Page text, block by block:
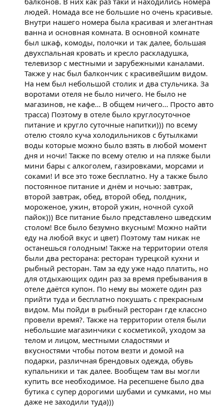
людей. Номада все не большие но очень красивые.
Внутри нашего номера была красивая и элегантная
ванна и основная комната. В основной комнате
был шкаф, комоды, полочки и так далее, большая
двухспальная кровать и кресло раскладушка,
телевизор с местными и зарубежными каналами.
Также у нас был балкончик с красивейшим видом.
На нем был небольшой столик и два стульчика. За
воротами отеля не было ничего. Не было не
магазинов, не кафе... В общем ничего... Просто авто
трасса) Поэтому в отеле было круглосуточное
питание и кругло суточные напитки))) по всему
отелю стояло куча холодильников с бутылками
воды которые можно было взять в любой момент
дня и ночи! Также по всему отелю и на пляже были
мини бары с алкоголем, газировками, морсами и
соками! И все это тоже бесплатно. Ну а также было
постоянное питание и днём и ночью: завтрак,
второй завтрак, обед, второй обед, полдник,
мороженое, ужин, второй ужин, ночной сухой
пайок))) Все питание было представлено шведским
столом! Все было безумно вкусным! Можно найти
еду на любой вкус и цвет) Поэтому там никак не
останешься голодным! Также на территории отеля
были два ресторана: ресторан турецкой кухни и
рыбный ресторан. Там за еду уже надо платить, но
для отдыхающих один раз за время пребывания в
отеле даётся купон. По нему вы можете один раз
прийти туда и бесплатно покушать с прекрасным
видом. Мы пойди в рыбный ресторан где классно
провели время?. Также на территории отеля были
небольшие магазинчики с косметикой, уходом за
телом и лицом, местными сладостями и
вкусностями чтобы потом везти и домой на
подарки, различная брендовых одежда, обувь
купальники и так далее. Вообщем там вы могли
купить все необходимое. На ресепшене было два
бутика с супер дорогими шубами и сумками, но мы
даже не заходили туда)))